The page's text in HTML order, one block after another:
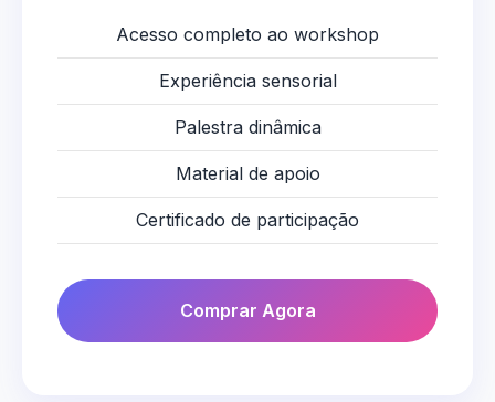
Acesso completo ao workshop
Experiência sensorial
Palestra dinâmica
Material de apoio
Certificado de participação
Comprar Agora